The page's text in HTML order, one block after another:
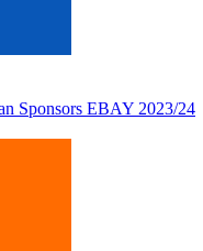
Sponsors EBAY 2023/24